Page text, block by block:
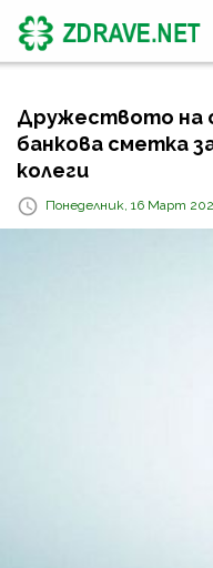
Дружеството на
банкова сметка
колеги
Понеделник, 16 Март